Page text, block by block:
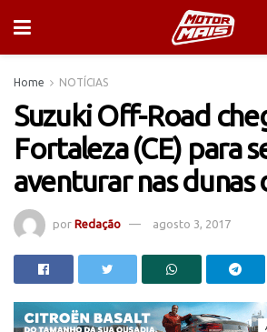
Home NOTÍCIAS
Suzuki Off-Road
Fortaleza (CE) para
aventurar nas dunas
por Redação agosto 3, 2017